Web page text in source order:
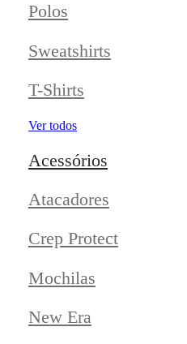
Polos
Sweatshirts
T-Shirts
Ver todos
Acessórios
Atacadores
Crep Protect
Mochilas
New Era